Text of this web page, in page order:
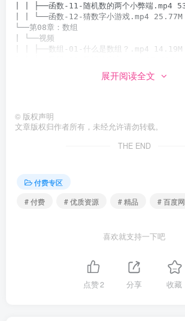
| | ├──函数-11-随机数的两个小弊端.mp4
| | └──函数-12-猜数字小游戏.mp4 25.77M
└──第08章：数组
| └──视频
| | ├──数组-01-什么是数组？.mp4 14.19M
| | ├──数组-03-数组的初始化.mp4 32.74M
| | ├──数组-04-数组中元素的访问.mp4
展开阅读全文
© 版权声明
文章版权归作者所有，未经允许请勿转载。
THE END
付费专区
# 付费
# 优质资源 # 精品 # 百度
喜欢就支持一下吧
点赞2 分享 收藏